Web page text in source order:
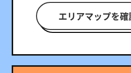
エリアマップを確